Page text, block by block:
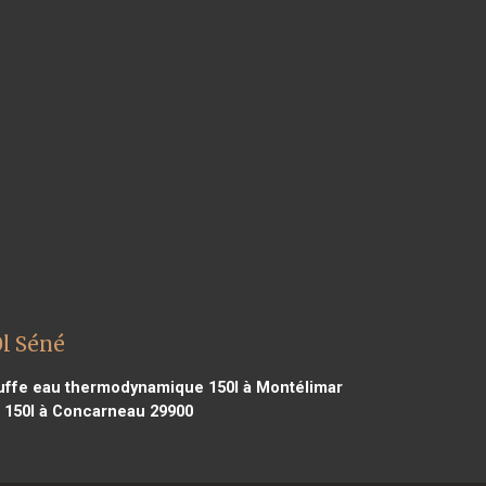
Séné
eau thermodynamique 150l à Montélimar
à Concarneau 29900